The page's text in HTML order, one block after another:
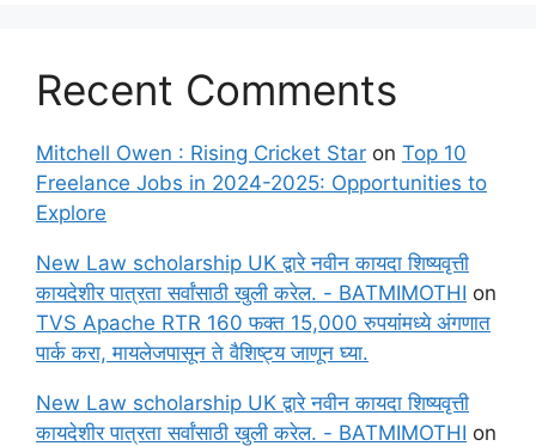
Recent Comments
Mitchell Owen : Rising Cricket Star on Top 10
Freelance Jobs in 2024-2025: Opportunities to
Explore
New Law scholarship UK द्वारे नवीन कायदा शिष्यवृत्ती
कायदेशीर पात्रता सर्वांसाठी खुली करेल. - BATMIMOTHI on
TVS Apache RTR 160 फक्त 15,000 रुपयांमध्ये अंगणात
पार्क करा, मायलेजपासून ते वैशिष्ट्य जाणून घ्या.
New Law scholarship UK द्वारे नवीन कायदा शिष्यवृत्ती
कायदेशीर पात्रता सर्वांसाठी खुली करेल. - BATMIMOTHI on